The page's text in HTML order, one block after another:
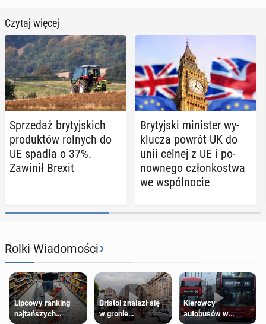
Czytaj więcej
Sprze­daż bry­tyj­skich
pro­duk­tów rolnych do
UE spadła o 37%.
Zawinił Brexit
Bry­tyj­ski mi­ni­ster wy­
klu­cza powrót UK do
unii celnej z UE i po­
now­ne­go człon­ko­stwa
we wspól­no­cie
Rolki Wiadomości›
Lipcowy ranking
najtańszych
Bristol znalazł się
w gronie
Kierowcy
autobusów w